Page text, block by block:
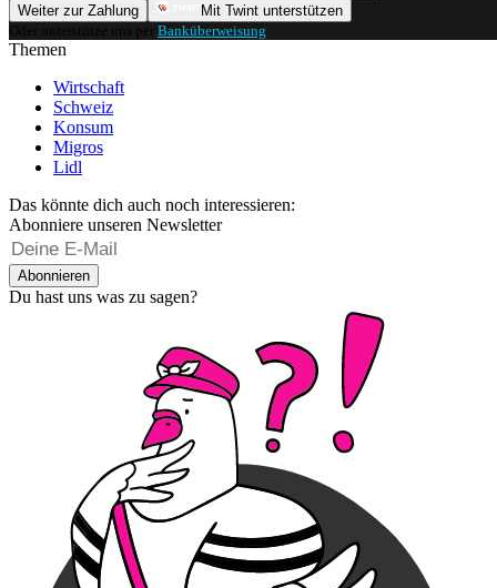
Weiter zur Zahlung
Mit Twint unterstützen
Oder unterstütze uns per Banküberweisung
Themen
Wirtschaft
Schweiz
Konsum
Migros
Lidl
Das könnte dich auch noch interessieren:
Abonniere unseren Newsletter
Abonnieren
Du hast uns was zu sagen?